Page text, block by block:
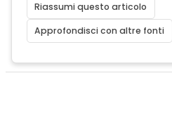
Riassumi questo articolo
Approfondisci con altre fonti